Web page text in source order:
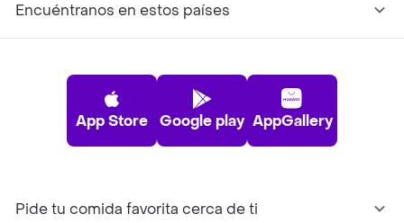
Encuéntranos en estos países
App Store Google play AppGallery
Pide tu comida favorita cerca de ti